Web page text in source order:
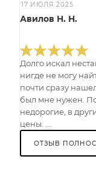
17 ИЮЛЯ 2025
Авилов Н. Н.
Долго искал
нигде не могу
почти сразу
был мне нужен.
недорогие, в
цены. ...
ОТЗЫВ